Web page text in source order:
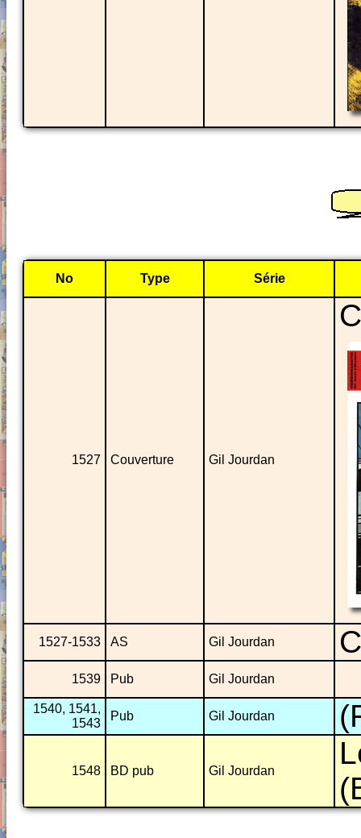
No Type Série
1527 Couverture Gil Jourdan
1527-1533 AS Gil Jourdan
1539 Pub Gil Jourdan
1540, 1541,
1543
Pub Gil Jourdan
1548 BD pub Gil Jourdan